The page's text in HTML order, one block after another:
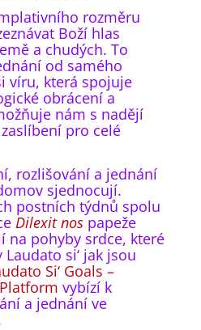
rozměru
Boží hlas
a chudých. To
od samého
víru, která spojuje
obrácení a
nám s nadějí
pro celé
rozlišování a jednání
sjednocují.
postních týdnů spolu
Dilexitnos papeže
na pohyby srdce, které
si‘ jak jsou
Si‘Goals –
vybízí k
a jednání ve